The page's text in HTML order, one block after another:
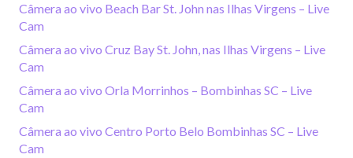
Câmera ao vivo Beach Bar St. John nas Ilhas Virgens – Live
Cam
Câmera ao vivo Cruz Bay St. John, nas Ilhas Virgens – Live
Cam
Câmera ao vivo Orla Morrinhos – Bombinhas SC – Live
Cam
Câmera ao vivo Centro Porto Belo Bombinhas SC – Live
Cam